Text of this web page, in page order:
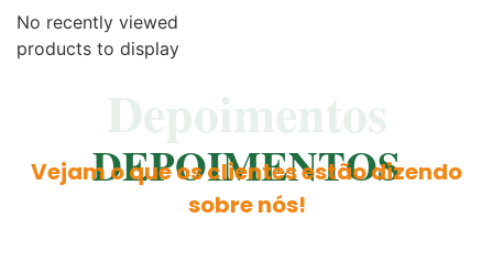
No recently viewed
products to display
DEPOIMENTOS
Vejam o que os clientes estão dizendo
sobre nós!